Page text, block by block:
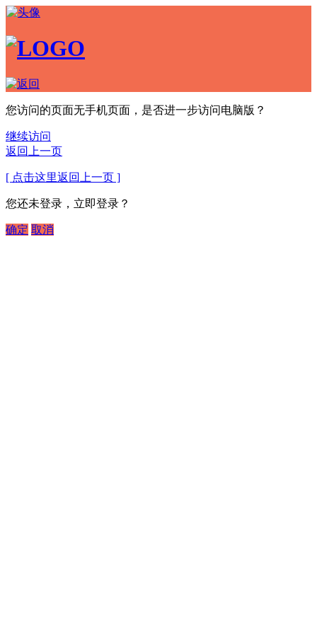
您访问的页面无手机页面，是否进一步访问电脑版？
继续访问
返回上一页
[ 点击这里返回上一页 ]
您还未登录，立即登录？
确定 取消